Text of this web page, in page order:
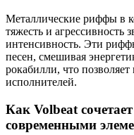
Металлические риффы в
тяжесть и агрессивность
интенсивность. Эти
песен, смешивая
рокабилли, что
исполнителей.
Как Volbeat
современными